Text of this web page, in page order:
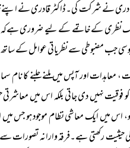
نے شرکت کی۔ ڈاکٹر قادری نے اپنے
کے خاتمے کے لیے ضروری ہےکہ
جب مضبوطی سے نظریاتی عوامل کے ساتھ
معاہدات اور آپس میں ملنے جلنے کا
فوقیت نہیں دی جاتی بلکہ اس میں
اس میں ایک معاشی نظام موجود ہو
رکھتی ہے۔فرقہ وارانہ تصورات سے